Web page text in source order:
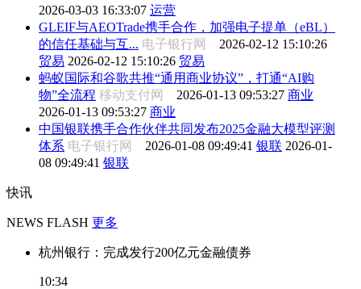
2026-03-03 16:33:07 运营
GLEIF与AEOTrade携手合作，加强电子提单（eBL）
的信任基础与互... 电子银行网 2026-02-12 15:10:26
贸易 2026-02-12 15:10:26 贸易
蚂蚁国际和谷歌共推“通用商业协议”，打通“AI购
物”全流程 移动支付网 2026-01-13 09:53:27 商业
2026-01-13 09:53:27 商业
中国银联携手合作伙伴共同发布2025金融大模型评测
体系 电子银行网 2026-01-08 09:49:41 银联 2026-01-
08 09:49:41 银联
快讯
NEWS FLASH 更多
杭州银行：完成发行200亿元金融债券
10:34